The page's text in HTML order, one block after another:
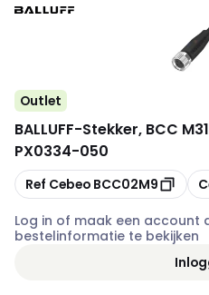
Outlet
BALLUFF-Stekker, BCC
PX0334-050
Kopiëren
Ref Cebeo BCC02M9
Log in of maak een account
bestelinformatie te bekijken